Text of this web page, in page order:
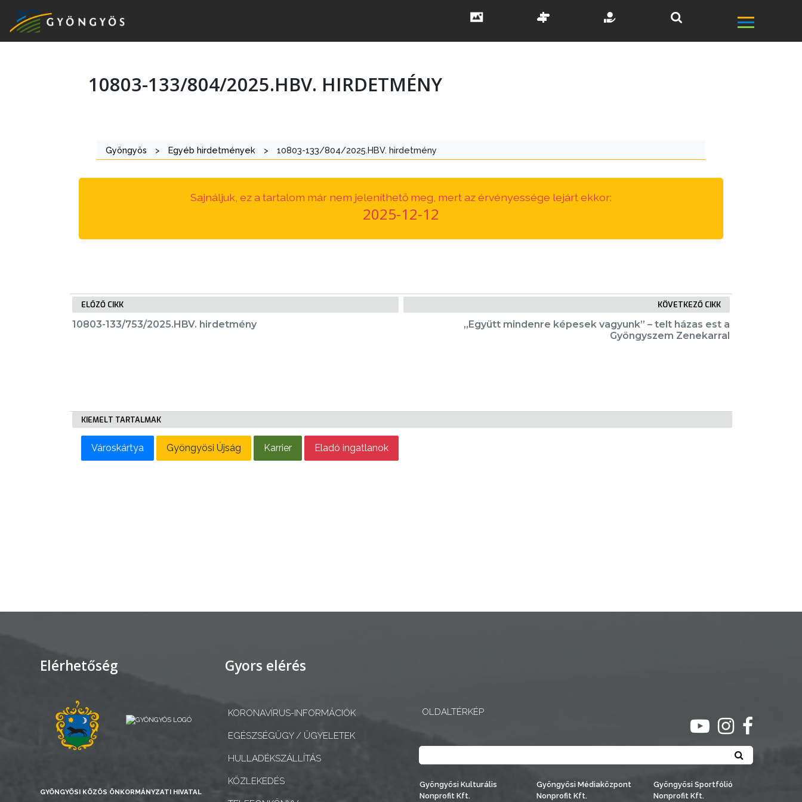
LÁTVÁNYOSSÁGOK
GYÖNGYÖS
HASZNOS
VÁROS
PÉNZÜGYEI
VÁROS
KÖRNYEZETVÉDELEM
TELEPÜLÉSRENDEZÉS
STRATÉGIÁK
BEJELENTŐ
10803-133/804/2025.HBV. HIRDETMÉNY
Gyöngyös > Egyéb hirdetmények > 10803-133/804/2025.HBV. hirdetmény
Sajnáljuk, ez a tartalom már nem jeleníthető meg, mert az érvényessége lejárt ekkor:
2025-12-12
ELŐZŐ CIKK
10803-133/753/2025.HBV. hirdetmény
KÖVETKEZŐ CIKK
„Együtt mindenre képesek vagyunk” – telt házas est a
Gyöngyszem Zenekarral
KIEMELT TARTALMAK
Városkártya Gyöngyösi Újság Karrier Eladó ingatlanok
Elérhetőség
GYÖNGYÖSI KÖZÖS ÖNKORMÁNYZATI HIVATAL
Gyors elérés
KORONAVÍRUS-INFORMÁCIÓK
EGÉSZSÉGÜGY / ÜGYELETEK
HULLADÉKSZÁLLÍTÁS
KÖZLEKEDÉS
OLDALTÉRKÉP
ugrás youtube
ugrásugrás
Gyöngyösi Kulturális
Nonprofit Kft.
Gyöngyösi Médiaközpont
Nonprofit Kft.
Gyöngyösi Sportfólió
Nonprofit Kft.